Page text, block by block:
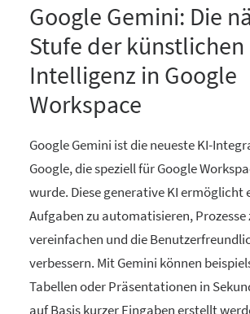
Google Gemini: Die
Stufe der künstlichen
Intelligenz in Google
Workspace
Google Gemini ist die neueste KI-
Google, die speziell für Google
wurde. Diese generative KI ermöglicht
Aufgaben zu automatisieren, Prozesse
vereinfachen und die
verbessern. Mit Gemini können
Tabellen oder Präsentationen in
auf Basis kurzer Eingaben erstellt